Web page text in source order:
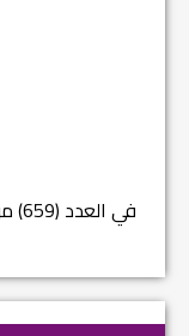
في العدد (659) من بهرا : انقضى عام النصر… م...